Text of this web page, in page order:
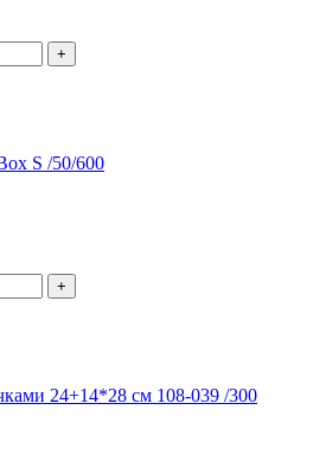
+
S /50/600
+
24+14*28 см 108-039 /300